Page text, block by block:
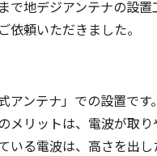
で地デジアンテナの設置
依頼いただきました。
アンテナ」での設置です。
メリットは、電波が取り
いる電波は、高さを出し